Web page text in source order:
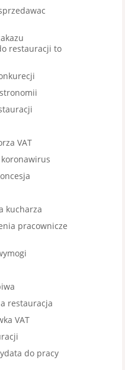
restauracji to
VAT
kucharza
pracownicze
restauracja
VAT
do pracy